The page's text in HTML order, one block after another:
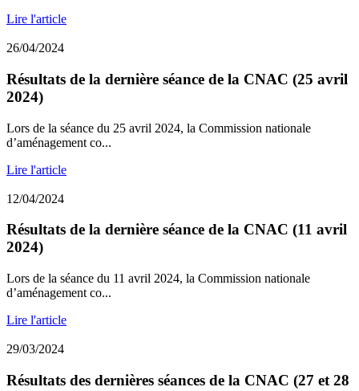
Lire l'article
26/04/2024
Résultats de la dernière séance de la CNAC (25 avril
2024)
Lors de la séance du 25 avril 2024, la Commission nationale
d’aménagement co...
Lire l'article
12/04/2024
Résultats de la dernière séance de la CNAC (11 avril
2024)
Lors de la séance du 11 avril 2024, la Commission nationale
d’aménagement co...
Lire l'article
29/03/2024
Résultats des dernières séances de la CNAC (27 et 28